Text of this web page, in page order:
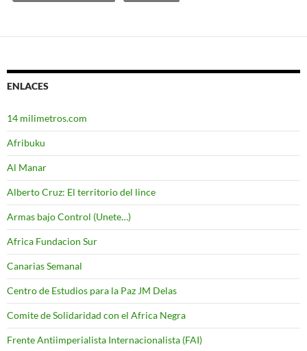
ENLACES
14 milimetros.com
Afribuku
Al Manar
Alberto Cruz: El territorio del lince
Armas bajo Control (Unete…)
Africa Fundacion Sur
Canarias Semanal
Centro de Estudios para la Paz JM Delas
Comite de Solidaridad con el Africa Negra
Frente Antiimperialista Internacionalista (FAI)